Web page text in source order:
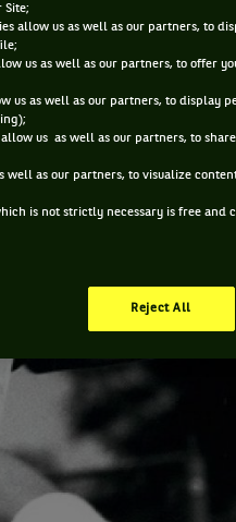
Site;
allow us as well as our partners, to
us as well as our partners, to offer
us as well as our partners, to display
us as well as our partners, to
well as our partners, to visualize
is not strictly necessary is free and
Reject All